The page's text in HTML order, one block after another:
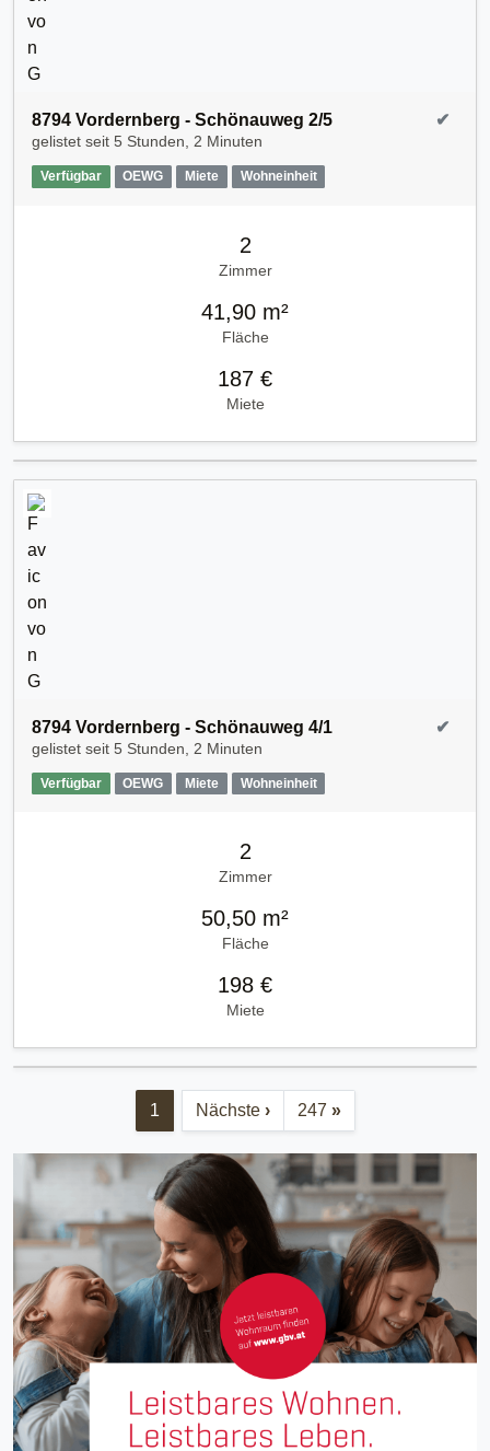
8794 Vordernberg - Schönauweg 2/5
gelistet seit 5 Stunden, 2 Minuten
Verfügbar OEWG Miete Wohneinheit
✔
2
Zimmer
41,90 m²
Fläche
187 €
Miete
8794 Vordernberg - Schönauweg 4/1
gelistet seit 5 Stunden, 2 Minuten
Verfügbar OEWG Miete Wohneinheit
✔
2
Zimmer
50,50 m²
Fläche
198 €
Miete
1 Nächste › 247 »